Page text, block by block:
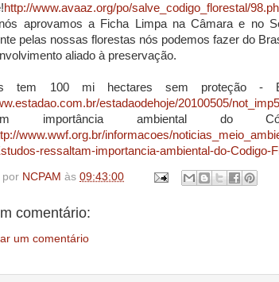
http://www.avaaz.org/po/salve_codigo_florestal/
aprovamos a Ficha Limpa na Câmara e no
pelas nossas florestas nós podemos fazer do
aliado à preservação.
tem 100 mi hectares sem proteção -
estadaodehoje/20100505/
importância ambiental do
www.wwf.org.br/informacoes/
ressaltam-importancia-ambiental-do-Codigo-
por NCPAM às 09:43:00
comentário:
um comentário